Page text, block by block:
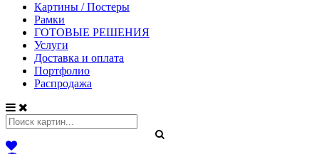
Картины / Постеры
Рамки
ГОТОВЫЕ РЕШЕНИЯ
Услуги
Доставка и оплата
Портфолио
Распродажа